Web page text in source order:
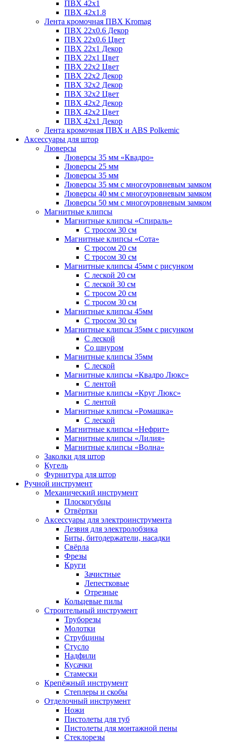
ПВХ 42х1
ПВХ 42х1.8
Лента кромочная ПВХ Kromag
ПВХ 22x0.6 Декор
ПВХ 22x0.6 Цвет
ПВХ 22x1 Декор
ПВХ 22x1 Цвет
ПВХ 22x2 Цвет
ПВХ 22x2 Декор
ПВХ 32x2 Декор
ПВХ 32x2 Цвет
ПВХ 42x2 Декор
ПВХ 42x2 Цвет
ПВХ 42x1 Декор
Лента кромочная ПВХ и ABS Polkemic
Аксессуары для штор
Люверсы
Люверсы 35 мм «Квадро»
Люверсы 25 мм
Люверсы 35 мм
Люверсы 35 мм с многоуровневым замком
Люверсы 40 мм с многоуровневым замком
Люверсы 50 мм с многоуровневым замком
Магнитные клипсы
Магнитные клипсы «Спираль»
С тросом 30 см
Магнитные клипсы «Сота»
С тросом 20 см
С тросом 30 см
Магнитные клипсы 45мм с рисунком
С леской 20 см
С леской 30 см
С тросом 20 см
С тросом 30 см
Магнитные клипсы 45мм
С тросом 30 см
Магнитные клипсы 35мм с рисунком
С леской
Со шнуром
Магнитные клипсы 35мм
С леской
Магнитные клипсы «Квадро Люкс»
С лентой
Магнитные клипсы «Круг Люкс»
С лентой
Магнитные клипсы «Ромашка»
С леской
Магнитные клипсы «Нефрит»
Магнитные клипсы «Лилия»
Магнитные клипсы «Волна»
Заколки для штор
Кугель
Фурнитура для штор
Ручной инструмент
Механический инструмент
Плоскогубцы
Отвёртки
Аксессуары для электроинструмента
Лезвия для электролобзика
Биты, битодержатели, насадки
Свёрла
Фрезы
Круги
Зачистные
Лепестковые
Отрезные
Кольцевые пилы
Строительный инструмент
Труборезы
Молотки
Струбцины
Стусло
Надфили
Кусачки
Стамески
Крепёжный инструмент
Степлеры и скобы
Отделочный инструмент
Ножи
Пистолеты для туб
Пистолеты для монтажной пены
Стеклорезы